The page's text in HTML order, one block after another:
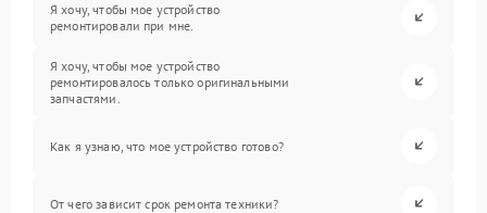
Я хочу, чтобы мое устройство
ремонтировали при мне.
Я хочу, чтобы мое устройство
ремонтировалось только оригинальными
запчастями.
Как я узнаю, что мое устройство готово?
От чего зависит срок ремонта техники?